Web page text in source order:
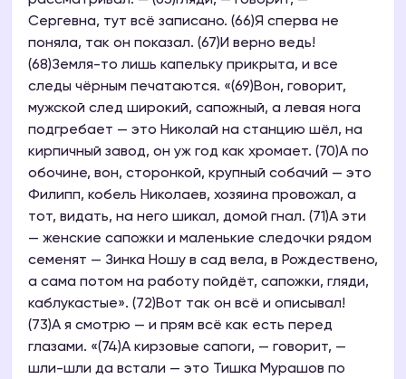
Сергевна, тут всё записано. (66)Я сперва не
поняла, так он показал. (67)И верно ведь!
(68)Земля-то лишь капельку прикрыта, и все
следы чёрным печатаются. «(69)Вон, говорит,
мужской след широкий, сапожный, а левая нога
подгребает — это Николай на станцию шёл, на
кирпичный завод, он уж год как хромает. (70)А по
обочине, вон, сторонкой, крупный собачий — это
Филипп, кобель Николаев, хозяина провожал, а
тот, видать, на него шикал, домой гнал. (71)А эти
— женские сапожки и маленькие следочки рядом
семенят — Зинка Ношу в сад вела, в Рождествено,
а сама потом на работу пойдёт, сапожки, гляди,
каблукастые». (72)Вот так он всё и описывал!
(73)А я смотрю — и прям всё как есть перед
глазами. «(74)А кирзовые сапоги, — говорит, —
шли-шли да встали — это Тишка Мурашов по